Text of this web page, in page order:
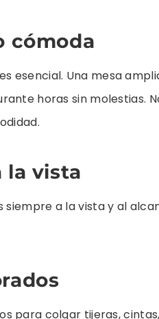
cómoda
esencial. Una mesa
horas sin molestias.
la vista
a la vista y al
para colgar tijeras,